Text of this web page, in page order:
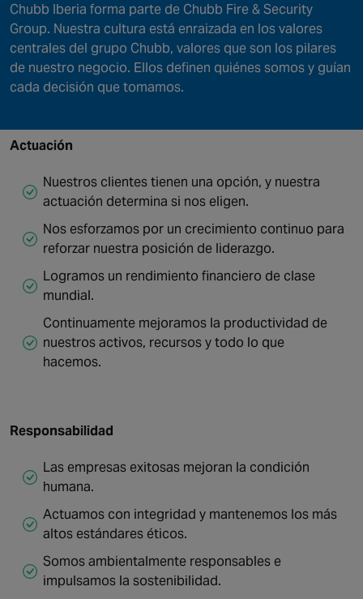
Chubb Iberia forma parte de Chubb Fire & Security
Group. Nuestra cultura está enraizada en los valores
centrales del grupo Chubb, valores que son los pilares
de nuestro negocio. Ellos definen quiénes somos y guían
cada decisión que tomamos.
Actuación
Nuestros clientes tienen una opción, y nuestra
actuación determina si nos eligen.
Nos esforzamos por un crecimiento continuo para
reforzar nuestra posición de liderazgo.
Logramos un rendimiento financiero de clase
mundial.
Continuamente mejoramos la productividad de
nuestros activos, recursos y todo lo que
hacemos.
Responsabilidad
Las empresas exitosas mejoran la condición
humana.
Actuamos con integridad y mantenemos los más
altos estándares éticos.
Somos ambientalmente responsables e
impulsamos la sostenibilidad.